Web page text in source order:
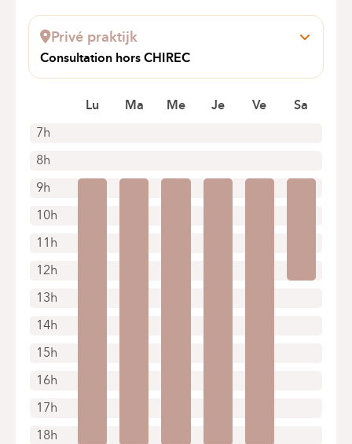
Privé praktijk
Consultation hors CHIREC
de la Treille 22
7h
8h
9h
10h
11h
12h
13h
14h
15h
16h
17h
18h
Lu Ma Me Je Ve Sa